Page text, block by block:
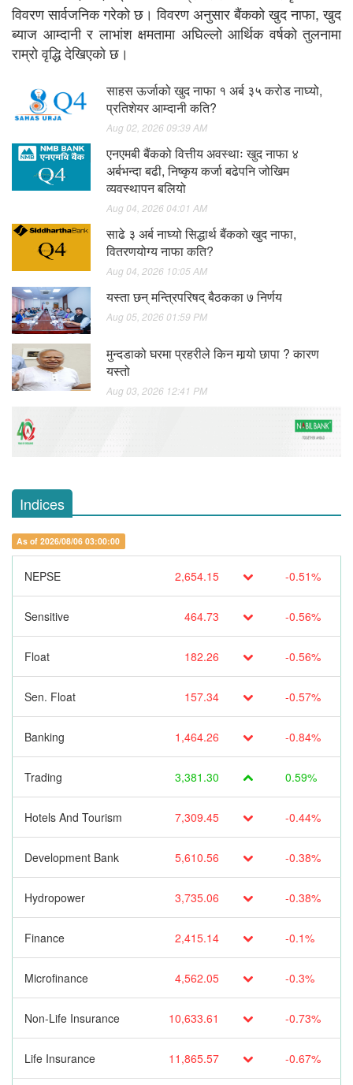
विवरण सार्वजनिक गरेको छ। विवरण अनुसार बैंकको खुद नाफा, खुद
ब्याज आम्दानी र लाभांश क्षमतामा अघिल्लो आर्थिक वर्षको तुलनामा
राम्रो वृद्धि देखिएको छ।
साहस ऊर्जाको खुद नाफा १ अर्ब ३५ करोड नाघ्यो,
प्रतिशेयर आम्दानी कति?
Aug 02, 2026 09:39 AM
एनएमबी बैंकको वित्तीय अवस्थाः खुद नाफा ४
अर्बभन्दा बढी, निष्कृय कर्जा बढेपनि जोखिम
व्यवस्थापन बलियो
Aug 04, 2026 04:01 AM
साढे ३ अर्ब नाघ्यो सिद्धार्थ बैंकको खुद नाफा,
वितरणयोग्य नाफा कति?
Aug 04, 2026 10:05 AM
यस्ता छन् मन्त्रिपरिषद् बैठकका ७ निर्णय
Aug 05, 2026 01:59 PM
मुन्दडाको घरमा प्रहरीले किन मार्‍यो छापा ? कारण
यस्तो
Aug 03, 2026 12:41 PM
Indices
As of 2026/08/06 03:00:00
NEPSE 2,654.15 -0.51%
Sensitive 464.73 -0.56%
Float 182.26 -0.56%
Sen. Float 157.34 -0.57%
Banking 1,464.26 -0.84%
Trading 3,381.30 0.59%
Hotels And Tourism 7,309.45 -0.44%
Development Bank 5,610.56 -0.38%
Hydropower 3,735.06 -0.38%
Finance 2,415.14 -0.1%
Microfinance 4,562.05 -0.3%
Non-Life Insurance 10,633.61 -0.73%
Life Insurance 11,865.57 -0.67%